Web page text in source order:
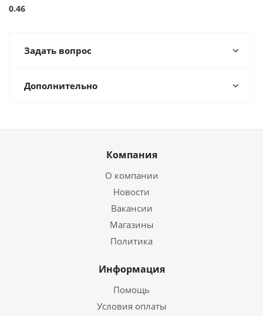
0.46
Задать вопрос
Дополнительно
Компания
О компании
Новости
Вакансии
Магазины
Политика
Информация
Помощь
Условия оплаты